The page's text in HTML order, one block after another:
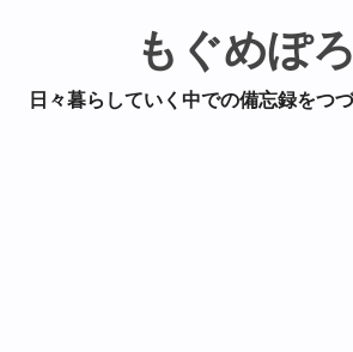
もぐめぽ
日々暮らしていく中での備忘録をつ